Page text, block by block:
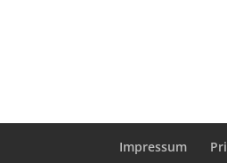
Impressum